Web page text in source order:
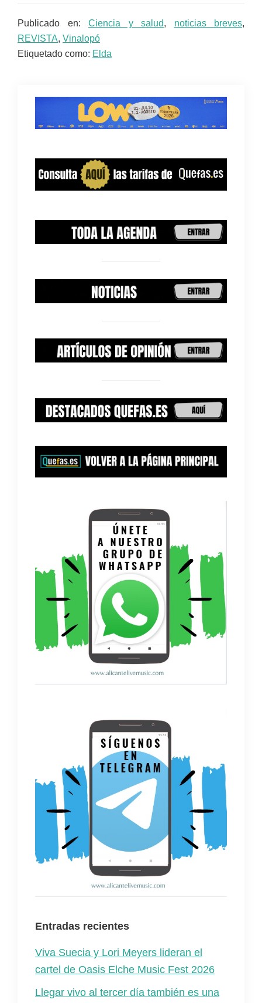
Publicado en: Ciencia y salud, noticias breves,
REVISTA, Vinalopó
Etiquetado como: Elda
Entradas recientes
Viva Suecia y Lori Meyers lideran el
cartel de Oasis Elche Music Fest 2026
Llegar vivo al tercer día también es una